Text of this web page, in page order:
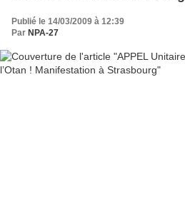
Publié le 14/03/2009 à 12:39
Par NPA-27